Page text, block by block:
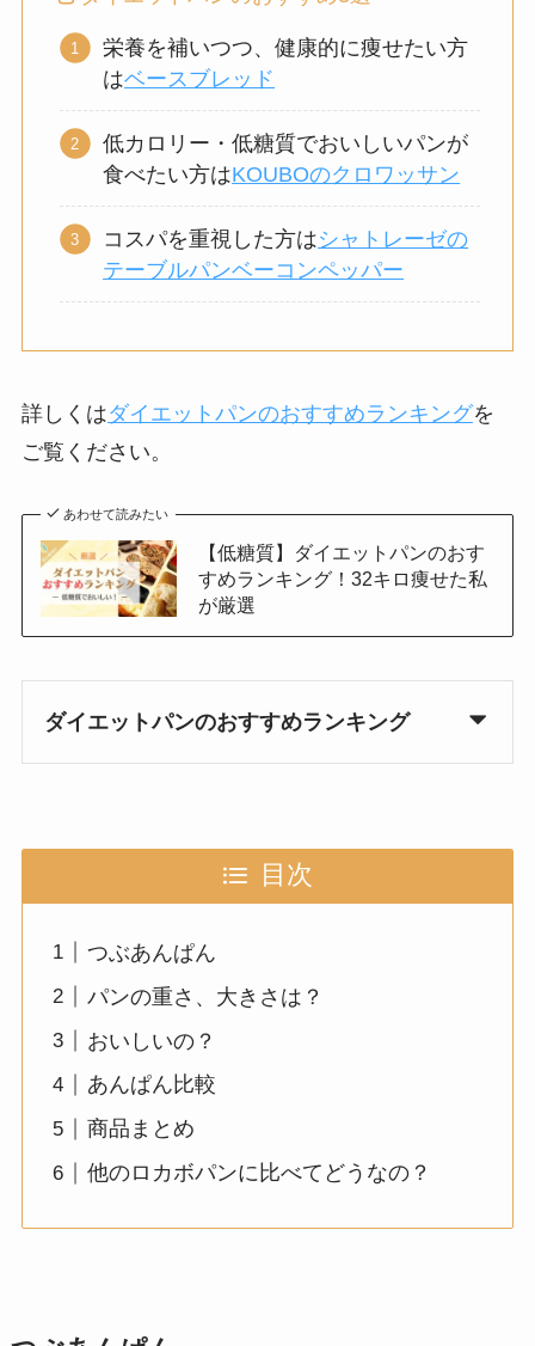
栄養を補いつつ、健康的に痩せたい方
はベースブレッド
低カロリー・低糖質でおいしいパンが
食べたい方はKOUBOのクロワッサン
コスパを重視した方はシャトレーゼの
テーブルパンベーコンペッパー
詳しくはダイエットパンのおすすめランキングを
ご覧ください。
あわせて読みたい
【低糖質】ダイエットパンのおす
すめランキング！32キロ痩せた私
が厳選
ダイエットパンのおすすめランキング
目次
つぶあんぱん
パンの重さ、大きさは？
おいしいの？
あんぱん比較
商品まとめ
他のロカボパンに比べてどうなの？